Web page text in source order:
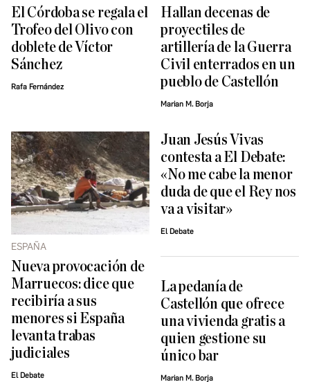
El Córdoba se regala el
Trofeo del Olivo con
doblete de Víctor
Sánchez
Rafa Fernández
Hallan decenas de
proyectiles de
artillería de la Guerra
Civil enterrados en un
pueblo de Castellón
Marian M. Borja
ESPAÑA
Nueva provocación de
Marruecos: dice que
recibiría a sus
menores si España
levanta trabas
judiciales
El Debate
Juan Jesús Vivas
contesta a El Debate:
«No me cabe la menor
duda de que el Rey nos
va a visitar»
El Debate
La pedanía de
Castellón que ofrece
una vivienda gratis a
quien gestione su
único bar
Marian M. Borja